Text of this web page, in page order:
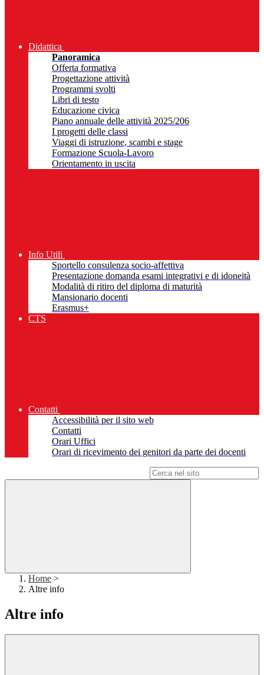
Didattica
Panoramica
Offerta formativa
Progettazione attività
Programmi svolti
Libri di testo
Educazione civica
Piano annuale delle attività 2025/206
I progetti delle classi
Viaggi di istruzione, scambi e stage
Formazione Scuola-Lavoro
Orientamento in uscita
Info Utili
Sportello consulenza socio-affettiva
Presentazione domanda esami integrativi e di idoneità
Modalità di ritiro del diploma di maturità
Mansionario docenti
Erasmus+
CTS
Contatti
Accessibilità per il sito web
Contatti
Orari Uffici
Orari di ricevimento dei genitori da parte dei docenti
Home >
Altre info
Altre info